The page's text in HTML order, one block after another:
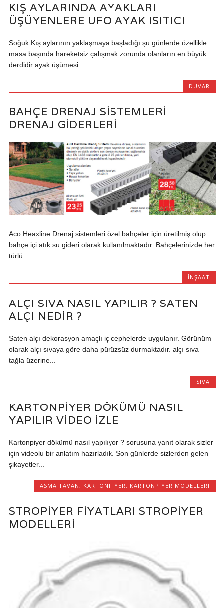
KIŞ AYLARINDA AYAKLARI
ÜŞÜYENLERE UFO AYAK ISITICI
Soğuk Kış aylarının yaklaşmaya başladığı şu günlerde özellikle
masa başında hareketsiz çalışmak zorunda olanların en büyük
derdidir ayak üşümesi....
DUVAR
BAHÇE DRENAJ SISTEMLERI
DRENAJ GIDERLERI
Aco Heaxline Drenaj sistemleri özel bahçeler için üretilmiş olup
bahçe içi atık su gideri olarak kullanılmaktadır. Bahçelerinizde her
türlü...
İNŞAAT
ALÇI SIVA NASIL YAPILIR ? SATEN
ALÇI NEDIR ?
Saten alçı dekorasyon amaçlı iç cephelerde uygulanır. Görünüm
olarak alçı sıvaya göre daha pürüzsüz durmaktadır. alçı sıva
tağla üzerine...
SIVA
KARTONPIYER DÖKÜMÜ NASIL
YAPILIR VIDEO IZLE
Kartonpiyer dökümü nasıl yapılıyor ? sorusuna yanıt olarak sizler
için videolu bir anlatım hazırladık. Son günlerde sizlerden gelen
şikayetler...
ASMA TAVAN, KARTONPIYER, KARTONPIYER MODELLERI
STROPIYER FIYATLARI STROPIYER
MODELLERI